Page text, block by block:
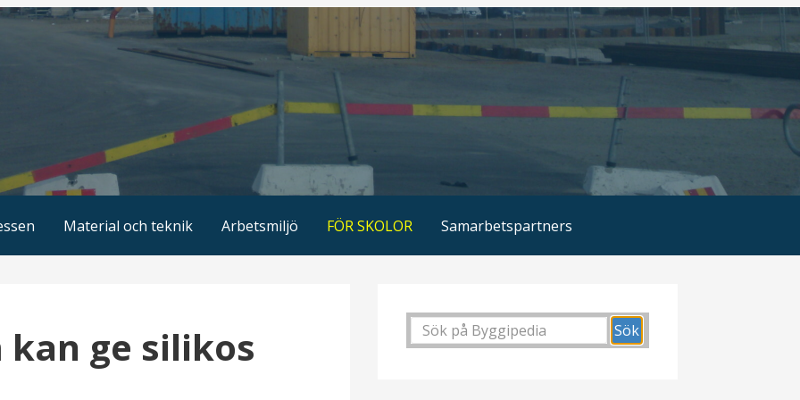
Material och teknik Arbetsmiljö FÖR SKOLOR Samarbetspartners
ge silikos